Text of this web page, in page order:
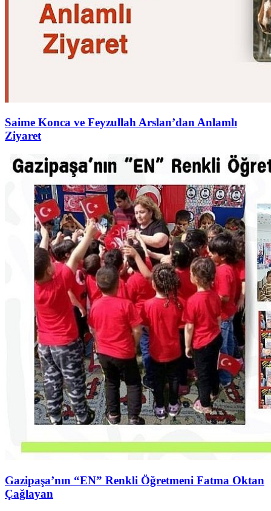
Saime Konca ve Feyzullah Arslan’dan Anlamlı
Ziyaret
Gazipaşa’nın “EN” Renkli Öğretmeni Fatma Oktan
Çağlayan